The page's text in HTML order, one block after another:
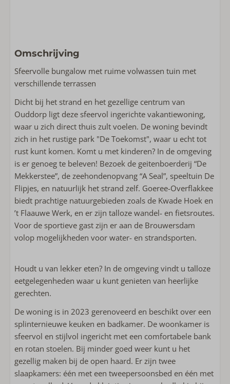
Wasmachine
Wonen & Koken
Vloeroppervlakte m2: 48
Complete keuken
Strijkijzer
Flatscreen TV
Strijkplank
Wasrek
Vaatwasser
Combi-magnetron
Koelkast met vriesvak
Koffiemachine met pads
Waterkoker
Broodrooster
Buiten
Loungebank
Ligstoelen
Buitendouche
Gebruik van berging of schuur
Sanitair
Handdoeken inbegrepen
Omschrijving
Sfeervolle bungalow met ruime volwassen tuin met
verschillende terrassen
Dicht bij het strand en het gezellige centrum van
Ouddorp ligt deze sfeervol ingerichte vakantiewoning,
waar u zich direct thuis zult voelen. De woning bevindt
zich in het rustige park "De Toekomst", waar u echt tot
rust kunt komen. Komt u met kinderen? In de omgeving
is er genoeg te beleven! Bezoek de geitenboerderij “De
Mekkerstee”, de zeehondenopvang “A Seal”, speeltuin De
Flipjes, en natuurlijk het strand zelf. Goeree-Overflakkee
biedt prachtige natuurgebieden zoals de Kwade Hoek en
’t Flaauwe Werk, en er zijn talloze wandel- en fietsroutes.
Voor de sportieve gast zijn er aan de Brouwersdam
volop mogelijkheden voor water- en strandsporten.
Houdt u van lekker eten? In de omgeving vindt u talloze
eetgelegenheden waar u kunt genieten van heerlijke
gerechten.
De woning is in 2023 gerenoveerd en beschikt over een
splinternieuwe keuken en badkamer. De woonkamer is
sfeervol en stijlvol ingericht met een comfortabele bank
en rotan stoelen. Bij minder goed weer kunt u het
gezellig maken bij de open haard. Er zijn twee
slaapkamers: één met een tweepersoonsbed en één met